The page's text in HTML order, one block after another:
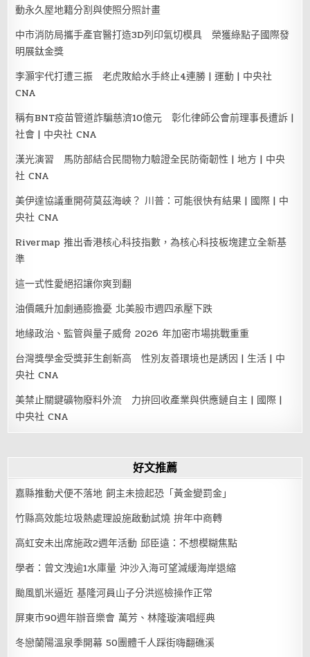
動永久屋地籍分割與使照分照計畫
中市消防局攜手產官醫打造3D列印氣切模具 榮獲綠點子國際發
明展鈦金獎
李灝宇代打遭三振 老虎敗給水手終止4連勝 | 運動 | 中央社
CNA
稱有BNT疫苗管道詐騙慈濟10億元 彰化律師公會前理事長遭訴 |
社會 | 中央社 CNA
漢光演習 馬防部結合民間物力驗證全民防衛韌性 | 地方 | 中央
社 CNA
美伊達協議重開荷莫茲海峽？ 川普：可能很快有結果 | 國際 | 中
央社 CNA
Rivermap 推出香港核心科技指數，為核心科技板塊建立全新基
準
這一式性愛絕招讓你爽到翻
油價飆升加劇通膨擔憂 北美股市週四承壓下跌
地緣政治、監管與量子威脅 2026 年加密市場挑戰重重
台灣獎學金受獎菲生創新高 性別友善環境也是誘因 | 生活 | 中
央社 CNA
美禁止關鍵礦物廢料外流 力拚回收產業與供應鏈自主 | 國際 |
中央社 CNA
好文推薦
嘉縣推動犬便不落地 飼主未撿起恐「黃金變罰金」
竹縣高效能垃圾熱處理設施啟動試燒 拚年中商轉
高虹安未出席施政2週年活動 邱臣遠：不想模糊焦點
學者：曾文洩逾1水庫量 沖沙入海可望減緩海岸退縮
颱風凱米逼近 基隆河員山子分洪巡檢操作正常
屏東市90週年辦音樂會 萬芳、林隆璇演唱經典
冬戀蘭陽溫泉季開幕 50團體千人踩街嗨翻礁溪